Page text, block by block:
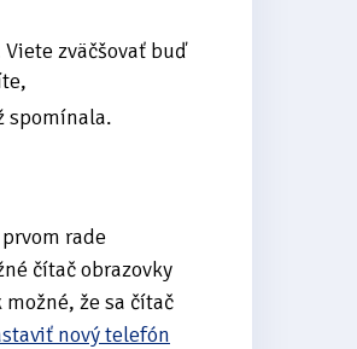
zväčšovať buď
spomínala.
rade
čítač obrazovky
že sa čítač
nový telefón